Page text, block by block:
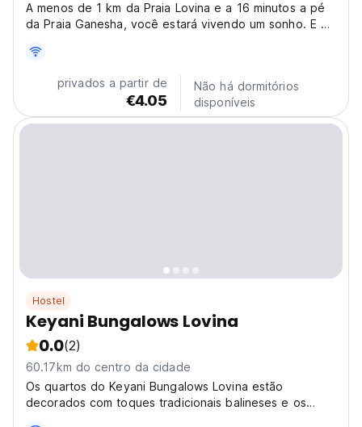
A menos de 1 km da Praia Lovina e a 16 minutos a pé
da Praia Ganesha, você estará vivendo um sonho. E a
todos os guerreiros de viagem por aí.
privados a partir de
€4.05
Não há dormitórios
disponíveis
Hostel
Keyani Bungalows Lovina
0.0(2)
60.17km do centro da cidade
Os quartos do Keyani Bungalows Lovina estão
decorados com toques tradicionais balineses e os